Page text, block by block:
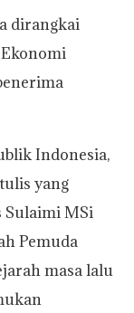
dirangkai
Indonesia,
yang
Sulaimi MSi
Pemuda
masa lalu